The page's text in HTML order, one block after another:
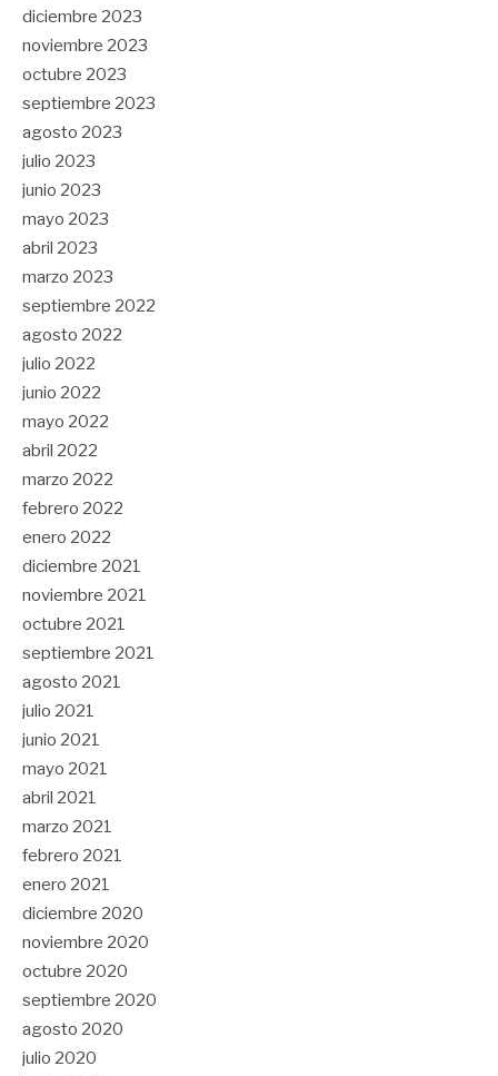
diciembre 2023
noviembre 2023
octubre 2023
septiembre 2023
agosto 2023
julio 2023
junio 2023
mayo 2023
abril 2023
marzo 2023
septiembre 2022
agosto 2022
julio 2022
junio 2022
mayo 2022
abril 2022
marzo 2022
febrero 2022
enero 2022
diciembre 2021
noviembre 2021
octubre 2021
septiembre 2021
agosto 2021
julio 2021
junio 2021
mayo 2021
abril 2021
marzo 2021
febrero 2021
enero 2021
diciembre 2020
noviembre 2020
octubre 2020
septiembre 2020
agosto 2020
julio 2020